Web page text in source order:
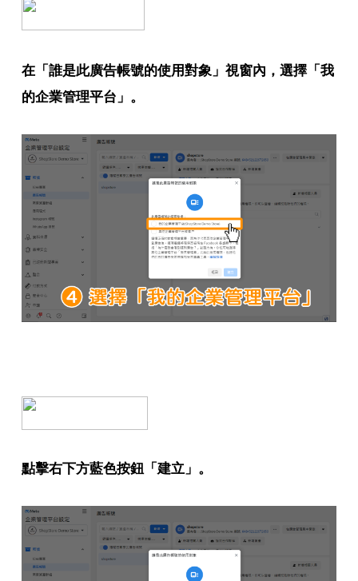
在「誰是此廣告帳號的使用對象」視窗內，選擇「我
的企業管理平台」。
點擊右下方藍色按鈕「建立」。